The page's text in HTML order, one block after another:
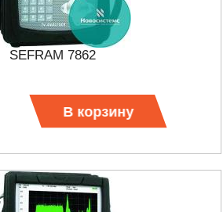
SEFRAM 7862
В корзину